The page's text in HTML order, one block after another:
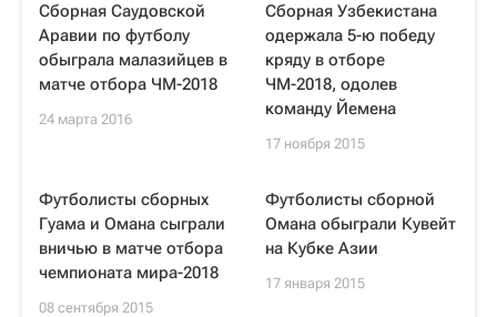
Сборная Саудовской
Аравии по футболу
обыграла малазийцев в
матче отбора ЧМ-2018
24 марта 2016
Сборная Узбекистана
одержала 5-ю победу
кряду в отборе
ЧМ-2018, одолев
команду Йемена
17 ноября 2015
Футболисты сборных
Гуама и Омана сыграли
вничью в матче отбора
чемпионата мира-2018
08 сентября 2015
Футболисты сборной
Омана обыграли Кувейт
на Кубке Азии
17 января 2015